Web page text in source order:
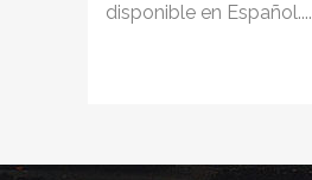
disponible en Español....